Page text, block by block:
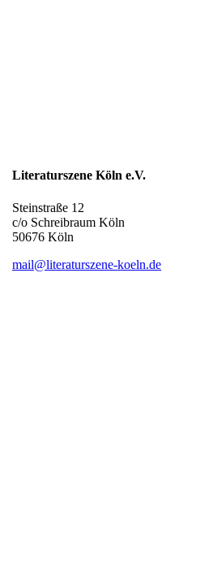
Literaturszene Köln e.V.
Steinstraße 12
c/o Schreibraum Köln
50676 Köln
mail@literaturszene-koeln.de